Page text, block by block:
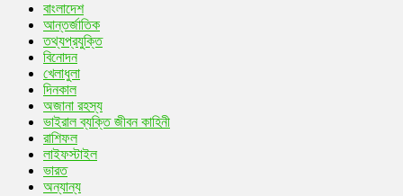
বাংলাদেশ
আন্তর্জাতিক
তথ্যপ্রযুক্তি
বিনোদন
খেলাধুলা
দিনকাল
অজানা রহস্য
ভাইরাল ব্যক্তি জীবন কাহিনী
রাশিফল
লাইফস্টাইল
ভারত
অন্যান্য